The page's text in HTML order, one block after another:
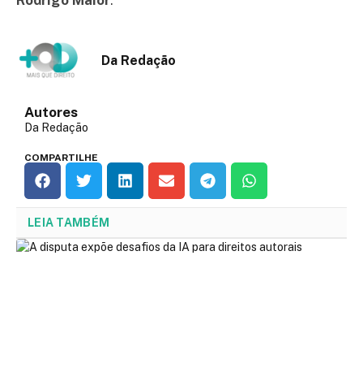
Da Redação
Autores
Da Redação
COMPARTILHE
LEIA TAMBÉM